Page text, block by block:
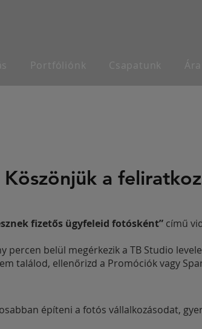
Portfóliónk Csapatunk
Köszönjük a
fizetős ügyfeleid fotósként” című
percen belül megérkezik a TB Studio
találod, ellenőrizd a Promóciók vagy
építeni a fotós vállalkozásodat,